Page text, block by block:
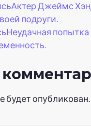
Актер Джеймс
подруги.
Неудачная
будет опубликован.